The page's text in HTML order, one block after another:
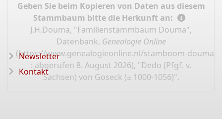
Geben Sie beim Kopieren von Daten aus diesem
Stammbaum bitte die Herkunft an:
J.H.Douma, "Familienstammbaum Douma",
Datenbank, Genealogie Online
(https://www.genealogieonline.nl/stamboom-douma/
: abgerufen 8. August 2026), "Dedo (Pfgf. v.
Sachsen) von Goseck (± 1000-1056)".
Newsletter
Kontakt